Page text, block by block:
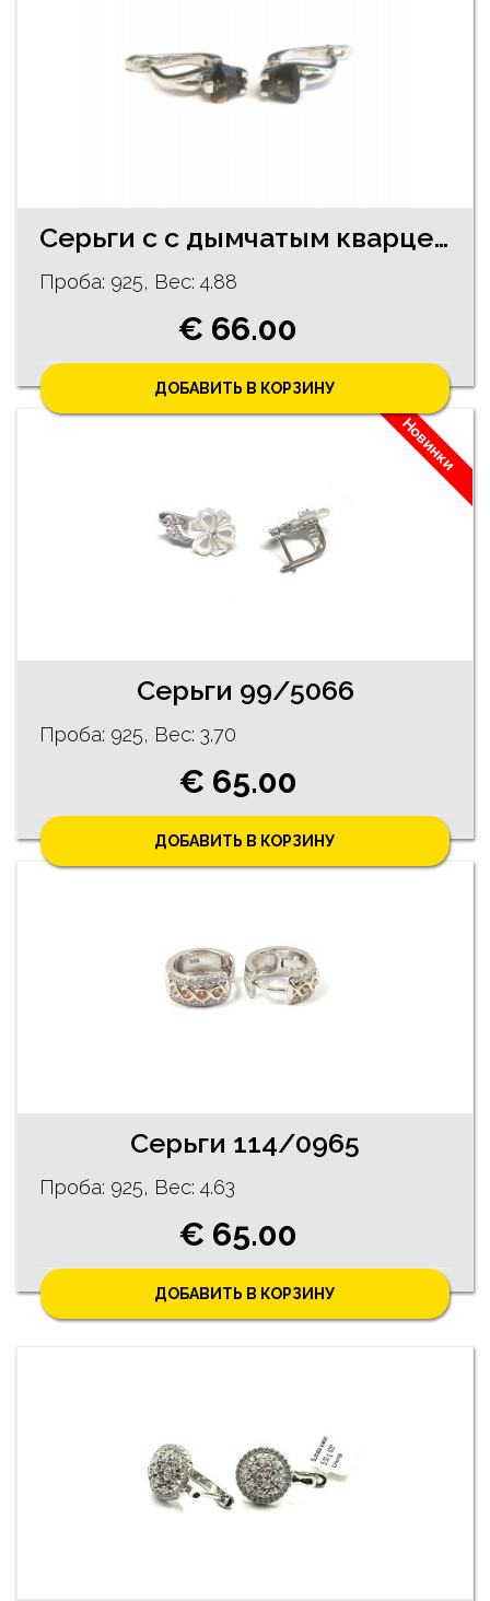
Ceрьги с с дымчатым кварцем 29/0645
Проба: 925, Bес: 4.88
€ 66.00
ДОБАВИТЬ В КОРЗИНУ
Новинки
Серьги 99/5066
Проба: 925, Bес: 3.70
€ 65.00
ДОБАВИТЬ В КОРЗИНУ
Серьги 114/0965
Проба: 925, Bес: 4.63
€ 65.00
ДОБАВИТЬ В КОРЗИНУ